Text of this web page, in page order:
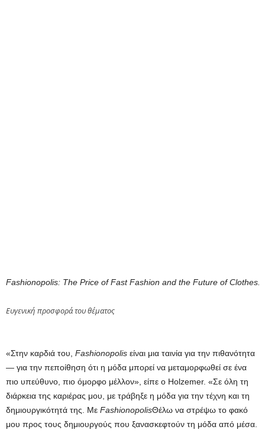
Fashionopolis: The Price of Fast Fashion and the Future of Clothes.
Ευγενική προσφορά του θέματος
«Στην καρδιά του, Fashionopolis είναι μια ταινία για την πιθανότητα
— για την πεποίθηση ότι η μόδα μπορεί να μεταμορφωθεί σε ένα
πιο υπεύθυνο, πιο όμορφο μέλλον», είπε ο Holzemer. «Σε όλη τη
διάρκεια της καριέρας μου, με τράβηξε η μόδα για την τέχνη και τη
δημιουργικότητά της. Με FashionopolisΘέλω να στρέψω το φακό
μου προς τους δημιουργούς που ξανασκεφτούν τη μόδα από μέσα.